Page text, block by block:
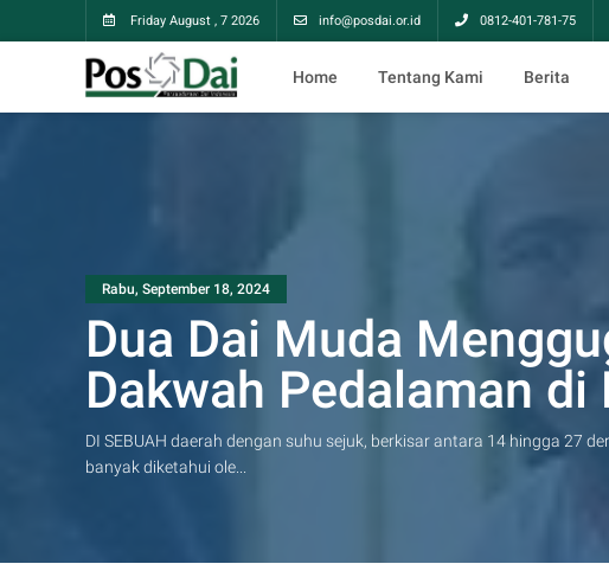
Friday August , 7 2026 info@posdai.or.id 0812-401-781-75
Home Tentang Kami Berita
Rabu, September 18, 2024
Dua Dai Muda
Dakwah Pedalaman
DI SEBUAH daerah dengan suhu sejuk, berkisar antara 14 hingga 27
banyak diketahui ole...